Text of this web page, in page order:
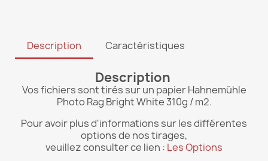
Description Caractéristiques
Description
Vos fichiers sont tirés sur un papier Hahnemühle
Photo Rag Bright White 310g / m2.
Pour avoir plus d'informations sur les différentes
options de nos tirages,
veuillez consulter ce lien : Les Options